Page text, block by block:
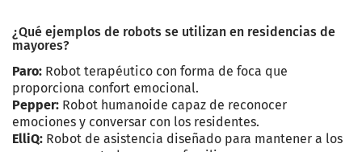
¿Qué ejemplos de robots se utilizan en residencias de
mayores?
Paro: Robot terapéutico con forma de foca que
proporciona confort emocional.
Pepper: Robot humanoide capaz de reconocer
emociones y conversar con los residentes.
ElliQ: Robot de asistencia diseñado para mantener a los